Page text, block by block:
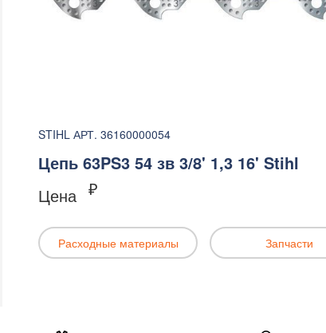
STIHL АРТ. 36160000054
Цепь 63PS3 54 зв 3/8' 1,3 16' Stihl
Цена ₽
Расходные материалы Запчасти